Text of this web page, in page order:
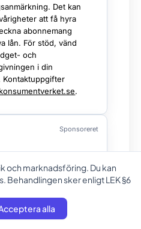
och marknadsföring. Du kan
sker enligt LEK §6
alla
Det kan
att få hyra
abonnemang
lån. För stöd, vänd
och
i din
Kontaktuppgifter
konsumentverket.se.
Sponsoreret
Löptid
36 - 72 mån.